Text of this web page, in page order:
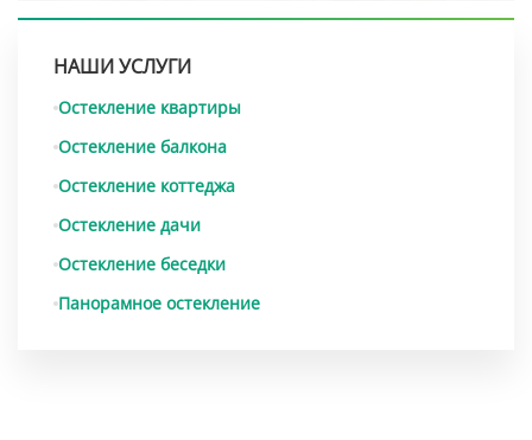
НАШИ УСЛУГИ
Остекление квартиры
Остекление балкона
Остекление коттеджа
Остекление дачи
Остекление беседки
Панорамное остекление